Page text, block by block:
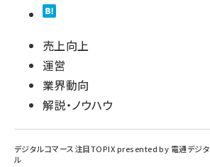
売上向上
運営
業界動向
解説・ノウハウ
デジタルコマース注目TOPIX presented by 電通デジタ
ル